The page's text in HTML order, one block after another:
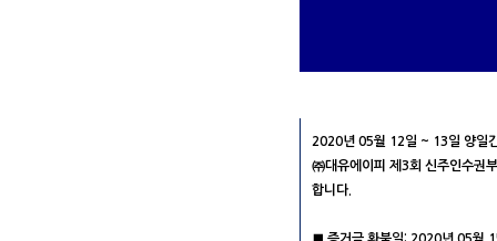
2020년 05월 12일 ~ 13일 양일
㈜대유에이피 제3회 신주인수권
합니다.